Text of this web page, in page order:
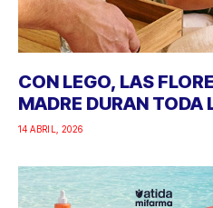
CON LEGO, LAS
MADRE DURAN TODA
14 ABRIL, 2026